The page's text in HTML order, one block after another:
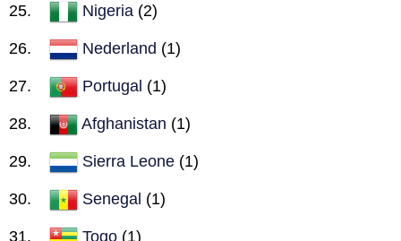
Nigeria (2)
Nederland (1)
Portugal (1)
Afghanistan (1)
Sierra Leone (1)
Senegal (1)
Togo (1)